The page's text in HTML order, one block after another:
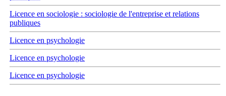
Licence en sociologie : sociologie de l'entreprise et relations
publiques
Licence en psychologie
Licence en psychologie
Licence en psychologie